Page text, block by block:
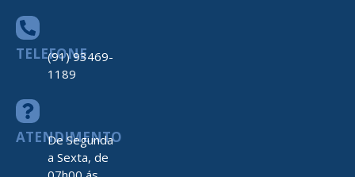
TELEFONE
(91) 93469-
1189
ATENDIMENTO
De Segunda
a Sexta, de